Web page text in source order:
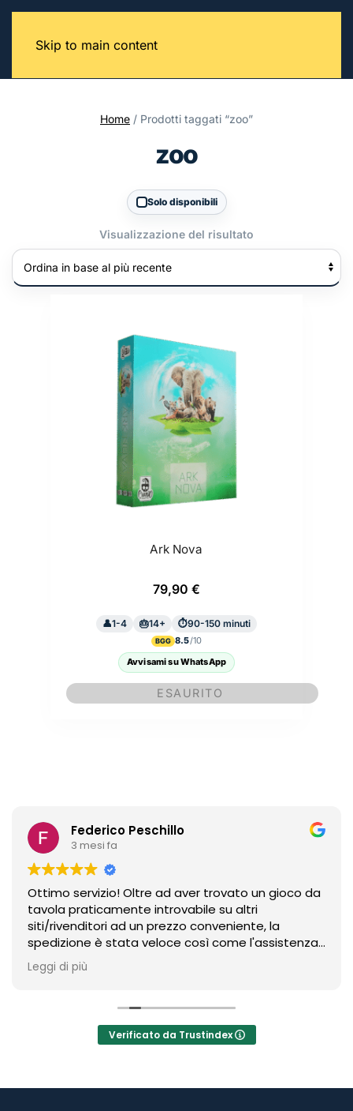
Skip to main content
Home / Prodotti taggati “zoo”
zoo
Solo disponibili
Visualizzazione del risultato
Ark Nova
79,90 €
1-4 14+ 90-150 minuti
BGG 8.5
Avvisami su WhatsApp
Federico Peschillo
3 mesi fa
Ottimo servizio! Oltre ad aver trovato un gioco da
tavola praticamente introvabile su altri
siti/rivenditori ad un prezzo conveniente, la
spedizione è stata veloce così come l'assistenza
per un ritocco ex-post sull'ordine. Un riferimento
sicuramente in ambito board gaming.
Leggi di più
Verificato da Trustindex